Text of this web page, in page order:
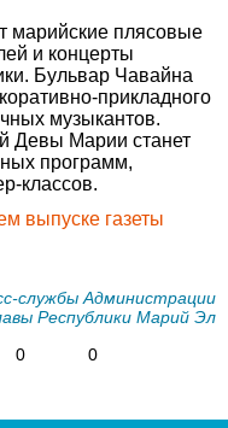
марийские плясовые
и концерты
Бульвар Чавайна
прикладного
музыкантов.
Девы Марии станет
программ,
классов.
выпуске газеты
службы Администрации
Республики Марий Эл
0
0